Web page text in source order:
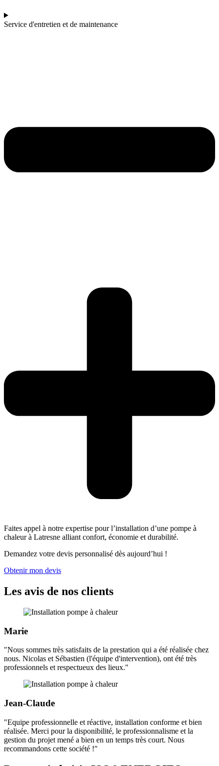
Service d'entretien et de maintenance
Faites appel à notre expertise pour l’installation d’une pompe à
chaleur à Latresne alliant confort, économie et durabilité.
Demandez votre devis personnalisé dès aujourd’hui !
Obtenir mon devis
Les avis de nos clients
Marie
"Nous sommes très satisfaits de la prestation qui a été réalisée chez
nous. Nicolas et Sébastien (l'équipe d'intervention), ont été très
professionnels et respectueux des lieux."
Jean-Claude
"Equipe professionnelle et réactive, installation conforme et bien
réalisée. Merci pour la disponibilité, le professionnalisme et la
gestion du projet mené a bien en un temps très court. Nous
recommandons cette société !"